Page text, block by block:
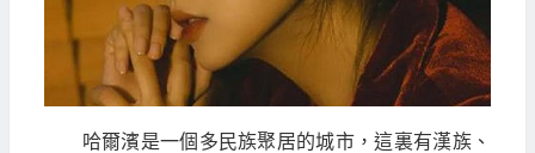
哈爾濱是一個多民族聚居的城市，這裏有漢族、